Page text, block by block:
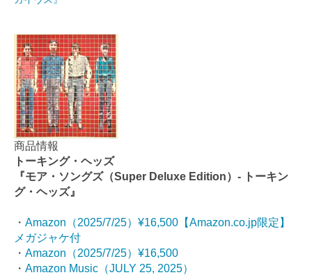
商品情報
トーキング・ヘッズ
『モア・ソングズ（Super Deluxe Edition）- トーキン
グ・ヘッズ』
・ Amazon（2025/7/25）¥16,500【Amazon.co.jp限定】
メガジャケ付
・ Amazon（2025/7/25）¥16,500
・ Amazon Music（JULY 25, 2025）